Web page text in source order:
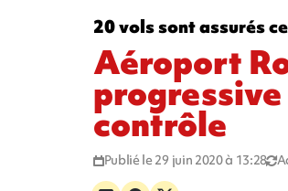
20 vols sont assurés
Aéroport
contrôle
Publié le 29 juin 2020 à 13:28